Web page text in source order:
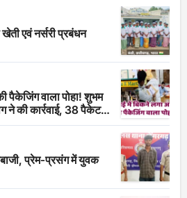
एवं नर्सरी प्रबंधन
पैकेजिंग वाला पोहा! शुभम
ने की कार्रवाई, 38 पैकेट
प्रेम-प्रसंग में युवक